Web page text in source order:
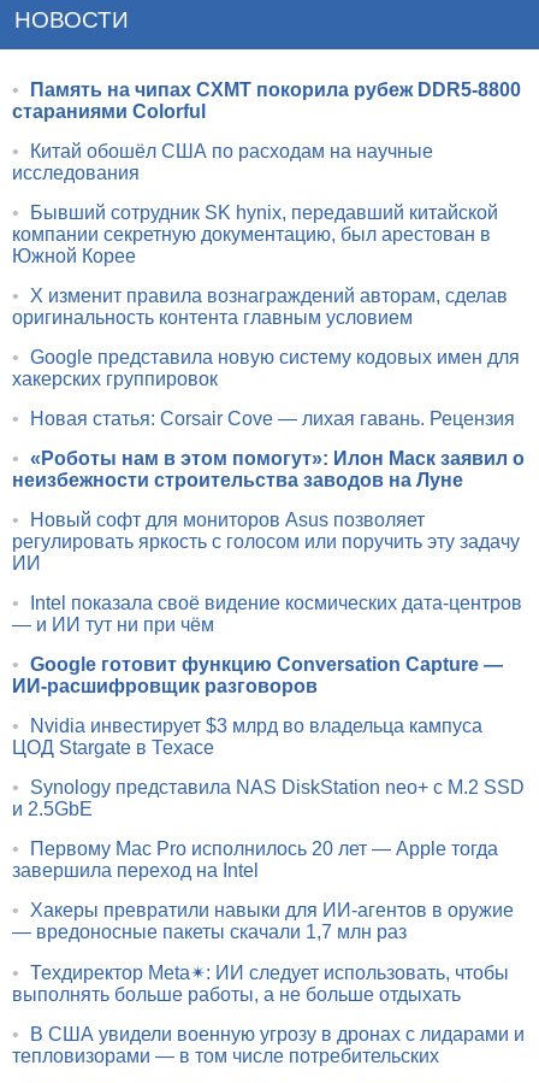
НОВОСТИ
•
Память на чипах CXMT покорила рубеж DDR5-8800
стараниями Colorful
•
Китай обошёл США по расходам на научные
исследования
•
Бывший сотрудник SK hynix, передавший китайской
компании секретную документацию, был арестован в
Южной Корее
•
X изменит правила вознаграждений авторам, сделав
оригинальность контента главным условием
• Google представила новую систему кодовых имен для
хакерских группировок
•
Новая статья: Corsair Cove — лихая гавань. Рецензия
• «Роботы нам в этом помогут»: Илон Маск заявил о
неизбежности строительства заводов на Луне
•
Новый софт для мониторов Asus позволяет
регулировать яркость с голосом или поручить эту задачу
ИИ
•
Intel показала своё видение космических дата-центров
— и ИИ тут ни при чём
• Google готовит функцию Conversation Capture —
ИИ-расшифровщик разговоров
•
Nvidia инвестирует $3 млрд во владельца кампуса
ЦОД Stargate в Техасе
•
Synology представила NAS DiskStation neo+ с M.2 SSD
и 2.5GbE
•
Первому Mac Pro исполнилось 20 лет — Apple тогда
завершила переход на Intel
•
Хакеры превратили навыки для ИИ-агентов в оружие
— вредоносные пакеты скачали 1,7 млн раз
• Техдиректор Meta✴: ИИ следует использовать, чтобы
выполнять больше работы, а не больше отдыхать
•
В США увидели военную угрозу в дронах с лидарами и
тепловизорами — в том числе потребительских